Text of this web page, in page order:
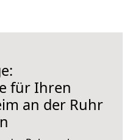
für Ihren
an der Ruhr